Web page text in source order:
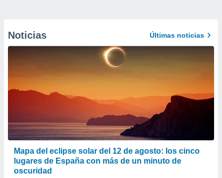
Noticias Últimas noticias
Mapa del eclipse solar del 12 de agosto: los cinco
lugares de España con más de un minuto de
oscuridad